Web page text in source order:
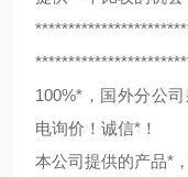
100%*，国外分公
电询价！诚信*！
本公司提供的产品*